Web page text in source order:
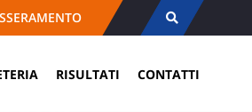
RISULTATI CONTATTI